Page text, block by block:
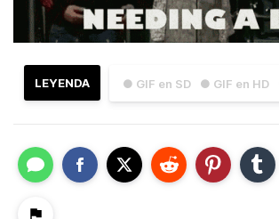
● GIF en SD ● GIF en HD
LEYENDA